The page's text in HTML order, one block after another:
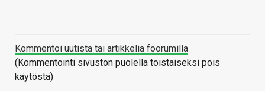
Kommentoi uutista tai artikkelia foorumilla
(Kommentointi sivuston puolella toistaiseksi pois
käytöstä)